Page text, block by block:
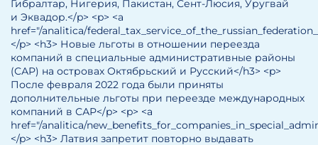
Гибралтар, Нигерия, Пакистан, Сент-Люсия, Уругвай
и Эквадор.</p> <p> <a
href="/analitica/
</p> <h3> Новые льготы в отношении переезда
компаний в специальные административные районы
(САР) на островах Октябрьский и Русский</h3> <p>
После февраля 2022 года были приняты
дополнительные льготы при переезде международных
компаний в САР</p> <p> <a
href="/analitica/
</p> <h3> Латвия запретит повторно выдавать